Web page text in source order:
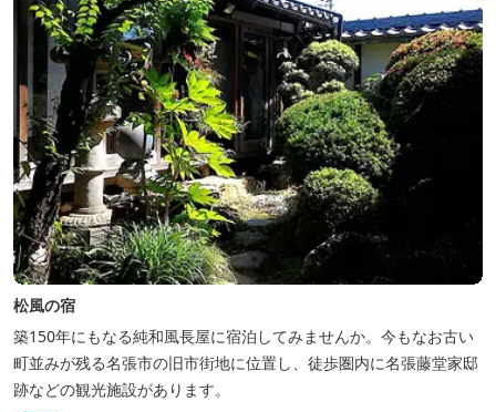
松風の宿
築150年にもなる純和風長屋に宿泊してみませんか。今もなお古い
町並みが残る名張市の旧市街地に位置し、徒歩圏内に名張藤堂家邸
跡などの観光施設があります。